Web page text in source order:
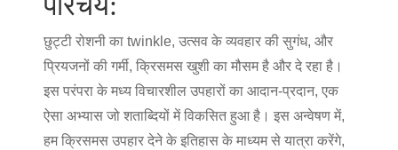
छुट्टी रोशनी का twinkle, उत्सव के व्यवहार की सुगंध, और
प्रियजनों की गर्मी, क्रिसमस खुशी का मौसम है और दे रहा है।
इस परंपरा के मध्य विचारशील उपहारों का आदान-प्रदान, एक
ऐसा अभ्यास जो शताब्दियों में विकसित हुआ है। इस अन्वेषण में,
हम क्रिसमस उपहार देने के इतिहास के माध्यम से यात्रा करेंगे,